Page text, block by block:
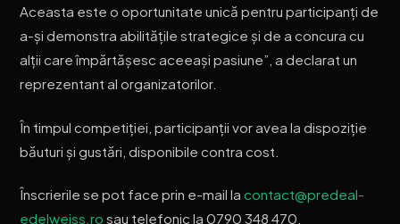
Aceasta este o oportunitate unică pentru participanți de
a-și demonstra abilitățile strategice și de a concura cu
alții care împărtășesc aceeași pasiune”, a declarat un
reprezentant al organizatorilor.
În timpul competiției, participanții vor avea la dispoziție
băuturi și gustări, disponibile contra cost.
Înscrierile se pot face prin e-mail lacontact@predeal-
edelweiss.ro sau telefonic la 0790 348 470.